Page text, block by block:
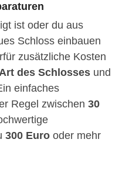
ist oder du aus
Schloss einbauen
zusätzliche Kosten
des Schlosses und
einfaches
Regel zwischen 30
300 Euro oder mehr